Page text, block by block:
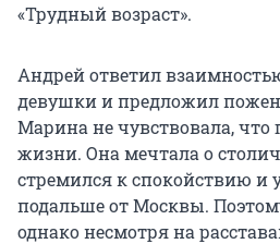
«Трудный возраст».
Андрей ответил
девушки и предложил
Марина не чувствовала, что
жизни. Она мечтала о
стремился к спокойствию и
подальше от Москвы.
однако несмотря на